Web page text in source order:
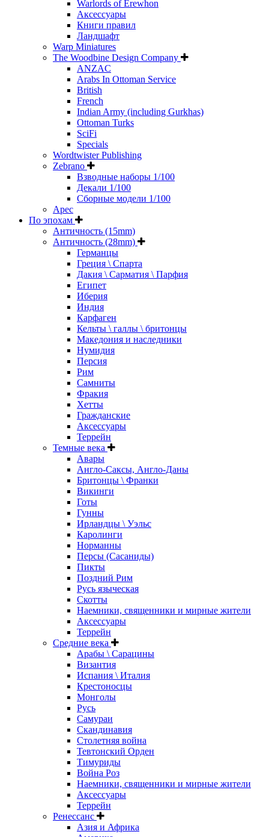
Warlords of Erewhon
Аксессуары
Книги правил
Ландшафт
Warp Miniatures
The Woodbine Design Company
ANZAC
Arabs In Ottoman Service
British
French
Indian Army (including Gurkhas)
Ottoman Turks
SciFi
Specials
Wordtwister Publishing
Zebrano
Взводные наборы 1/100
Декали 1/100
Сборные модели 1/100
Арес
По эпохам
Античность (15mm)
Античность (28mm)
Германцы
Греция \ Спарта
Дакия \ Сарматия \ Парфия
Египет
Иберия
Индия
Карфаген
Кельты \ галлы \ бритонцы
Македония и наследники
Нумидия
Персия
Рим
Самниты
Фракия
Хетты
Гражданские
Аксессуары
Террейн
Темные века
Авары
Англо-Саксы, Англо-Даны
Бритонцы \ Франки
Викинги
Готы
Гунны
Ирландцы \ Уэльс
Каролинги
Норманны
Персы (Сасаниды)
Пикты
Поздний Рим
Русь языческая
Скотты
Наемники, священники и мирные жители
Аксессуары
Террейн
Средние века
Арабы \ Сарацины
Византия
Испания \ Италия
Крестоносцы
Монголы
Русь
Самураи
Скандинавия
Столетняя война
Тевтонский Орден
Тимуриды
Война Роз
Наемники, священники и мирные жители
Аксессуары
Террейн
Ренессанс
Азия и Африка